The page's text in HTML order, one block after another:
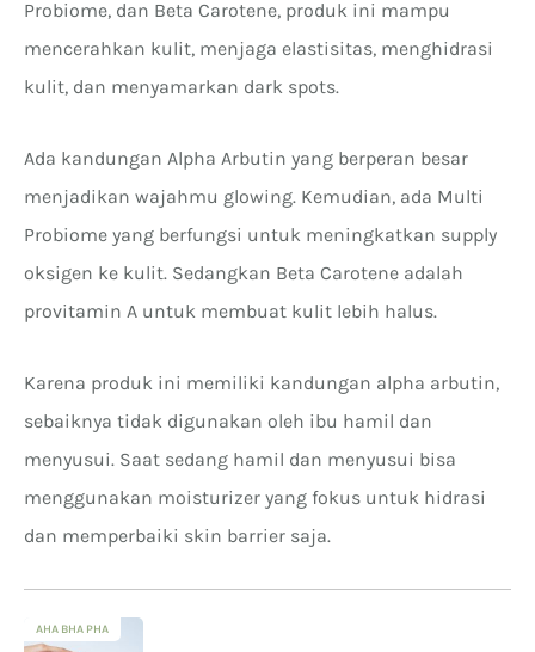
Probiome, dan Beta Carotene, produk ini mampu
mencerahkan kulit, menjaga elastisitas, menghidrasi
kulit, dan menyamarkan dark spots.
Ada kandungan Alpha Arbutin yang berperan besar
menjadikan wajahmu glowing. Kemudian, ada Multi
Probiome yang berfungsi untuk meningkatkan supply
oksigen ke kulit. Sedangkan Beta Carotene adalah
provitamin A untuk membuat kulit lebih halus.
Karena produk ini memiliki kandungan alpha arbutin,
sebaiknya tidak digunakan oleh ibu hamil dan
menyusui. Saat sedang hamil dan menyusui bisa
menggunakan moisturizer yang fokus untuk hidrasi
dan memperbaiki skin barrier saja.
AHA BHA PHA